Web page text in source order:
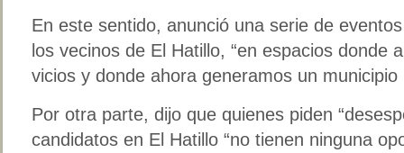
En este sentido, anunció una serie de
los vecinos de El Hatillo, “en espacios donde
vicios y donde ahora generamos un municipio
Por otra parte, dijo que quienes piden
candidatos en El Hatillo “no tienen ninguna